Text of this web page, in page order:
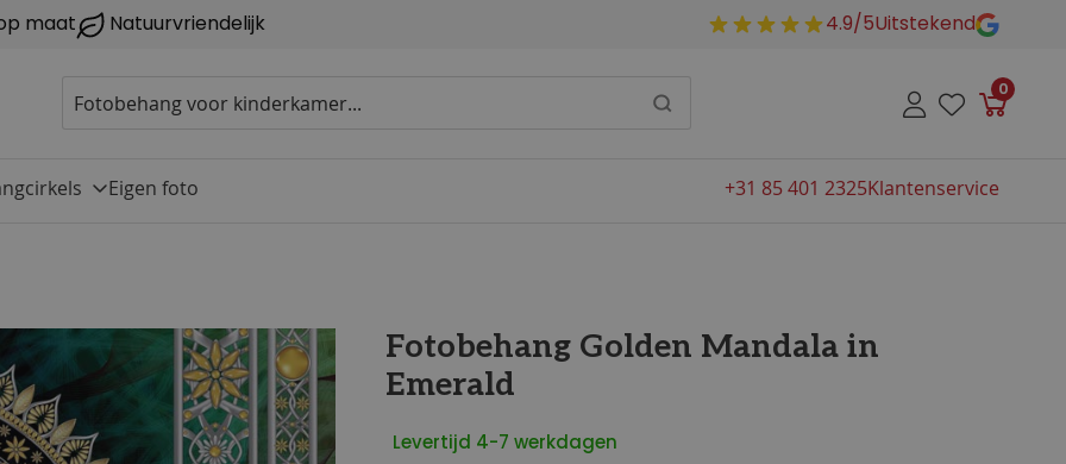
maat Natuurvriendelijk 4.9/5Uitstekend
0
Eigen foto +31 85 401 2325Klantenservice
Fotobehang Golden Mandala in
Emerald
Levertijd 4-7 werkdagen